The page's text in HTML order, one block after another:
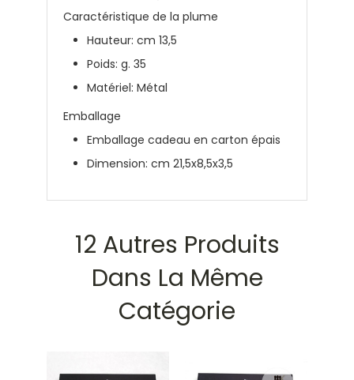
Caractéristique de la plume
Hauteur: cm 13,5
Poids: g. 35
Matériel: Métal
Emballage
Emballage cadeau en carton épais
Dimension: cm 21,5x8,5x3,5
12 Autres Produits
Dans La Même
Catégorie